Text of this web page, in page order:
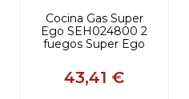
Cocina Gas Super
Ego SEH024800 2
fuegos Super Ego
43,41 €